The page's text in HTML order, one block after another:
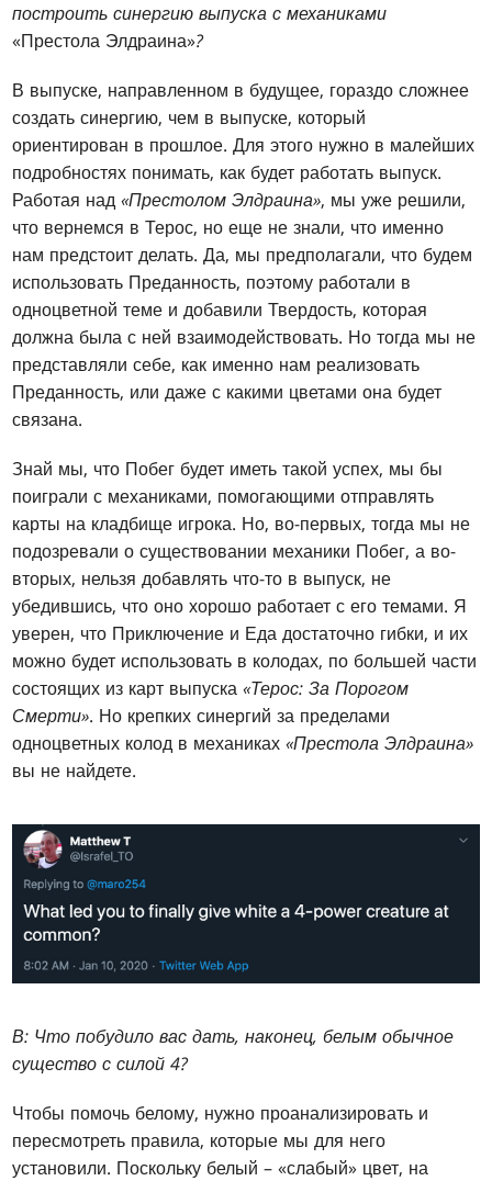
построить синергию выпуска с механиками
«Престола Элдраина»?
В выпуске, направленном в будущее, гораздо сложнее
создать синергию, чем в выпуске, который
ориентирован в прошлое. Для этого нужно в малейших
подробностях понимать, как будет работать выпуск.
Работая над«Престолом Элдраина», мы уже решили,
что вернемся в Терос, но еще не знали, что именно
нам предстоит делать. Да, мы предполагали, что будем
использовать Преданность, поэтому работали в
одноцветной теме и добавили Твердость, которая
должна была с ней взаимодействовать. Но тогда мы не
представляли себе, как именно нам реализовать
Преданность, или даже с какими цветами она будет
связана.
Знай мы, что Побег будет иметь такой успех, мы бы
поиграли с механиками, помогающими отправлять
карты на кладбище игрока. Но, во-первых, тогда мы не
подозревали о существовании механики Побег, а во-
вторых, нельзя добавлять что-то в выпуск, не
убедившись, что оно хорошо работает с его темами. Я
уверен, что Приключение и Еда достаточно гибки, и их
можно будет использовать в колодах, по большей части
состоящих из карт выпуска«Терос: За Порогом
Смерти». Но крепких синергий за пределами
одноцветных колод в механиках«Престола Элдраина»
вы не найдете.
В: Что побудило вас дать, наконец, белым обычное
существо с силой 4?
Чтобы помочь белому, нужно проанализировать и
пересмотреть правила, которые мы для него
установили. Поскольку белый – «слабый» цвет, на